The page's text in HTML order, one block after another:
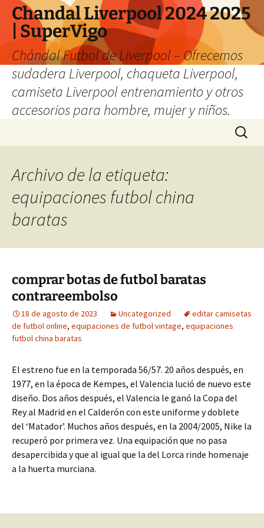
Chandal Liverpool 2024 2025
| SuperVigo
Chándal Futbol de Liverpool – Ofrecemos
sudadera Liverpool, chaqueta Liverpool,
camiseta Liverpool entrenamiento y otros
accesorios para hombre, mujer y niños.
Buscar:
Archivo de la etiqueta:
equipaciones futbol china
baratas
comprar botas de futbol baratas
contrareembolso
18 de agosto de 2023 Uncategorized
editar camisetas
de futbol online, equipaciones de futbol vintage, equipaciones
futbol china baratas
El estreno fue en la temporada 56/57. 20 años después, en
1977, en la época de Kempes, el Valencia lució de nuevo este
diseño. Dos años después, el Valencia le ganó la Copa del
Rey al Madrid en el Calderón con este uniforme y doblete
del ‘Matador’. Muchos años después, en la 2004/2005, Nike la
recuperó por primera vez. Una equipación que no pasa
desapercibida y que al igual que la del Lorca rinde homenaje
a la huerta murciana.